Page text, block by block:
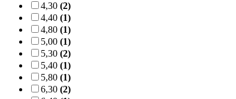
4,30 (2)
4,40 (1)
4,80 (1)
5,00 (1)
5,30 (2)
5,40 (1)
5,80 (1)
6,30 (2)